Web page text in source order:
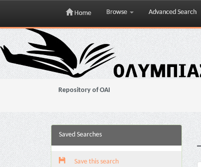
Skip
navigation
Home Browse Advanced Search
Repository of OAI
Saved Searches
Save this search